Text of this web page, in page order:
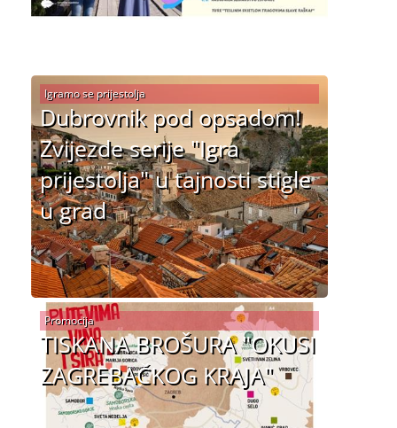
Dubrovnik pod opsadom!
Zvijezde serije "Igra
prijestolja" u tajnosti stigle
u grad
Igramo se prijestolja
TISKANA BROŠURA "OKUSI
ZAGREBAČKOG KRAJA"
Promocija